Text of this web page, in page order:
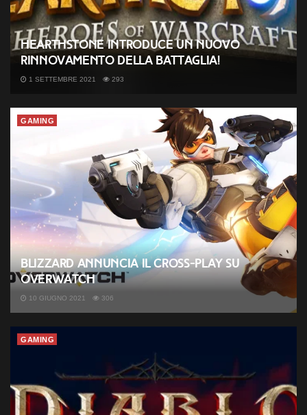
Hearthstone introduce un nuovo
rinnovamento della Battaglia!
1 SETTEMBRE 2021 293
GAMING
Blizzard annuncia il Cross-Play su
Overwatch
10 GIUGNO 2021 306
GAMING